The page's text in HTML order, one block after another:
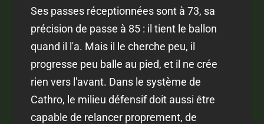
Ses passes réceptionnées sont à 73, sa
précision de passe à 85 : il tient le ballon
quand il l'a. Mais il le cherche peu, il
progresse peu balle au pied, et il ne crée
rien vers l'avant. Dans le système de
Cathro, le milieu défensif doit aussi être
capable de relancer proprement, de